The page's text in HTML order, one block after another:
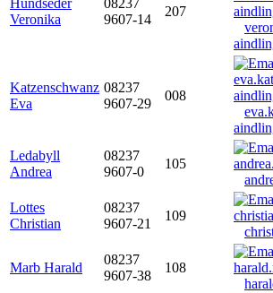
Hundseder
Veronika
08237
9607-14
207
Katzenschwanz
Eva
08237
9607-29
008
Ledabyll
Andrea
08237
9607-0
105
Lottes
Christian
08237
9607-21
109
Marb Harald
08237
9607-38
108